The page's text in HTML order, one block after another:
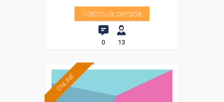
Matrícula cerrada
0 13
ONLINE